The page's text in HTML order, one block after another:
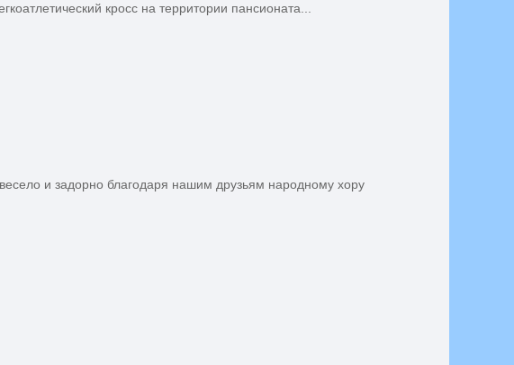
кросс на территории пансионата...
и задорно благодаря нашим друзьям народному хору